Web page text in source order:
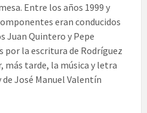
Entre los años 1999 y
eran conducidos
Juan Quintero y Pepe
por la escritura de Rodríguez
tarde, la música y letra
José Manuel Valentín